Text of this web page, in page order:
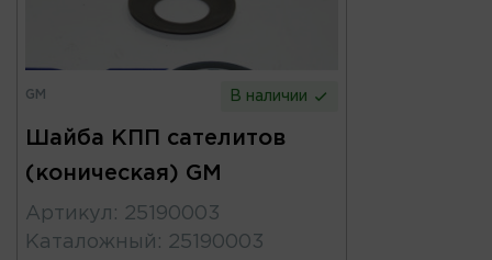
GM В наличии
Шайба КПП сателитов
(коническая) GM
Артикул : 25190003
Каталожный : 25190003